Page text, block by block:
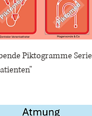
Piktogramme